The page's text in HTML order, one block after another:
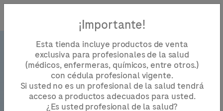
¡Importante!
Esta tienda incluye productos de venta
exclusiva para profesionales de la salud
(médicos, enfermeras, químicos, entre otros.)
con cédula profesional vigente.
Si usted no es un profesional de la salud tendrá
acceso a productos adecuados para usted.
¿Es usted profesional de la salud?
Preguntas